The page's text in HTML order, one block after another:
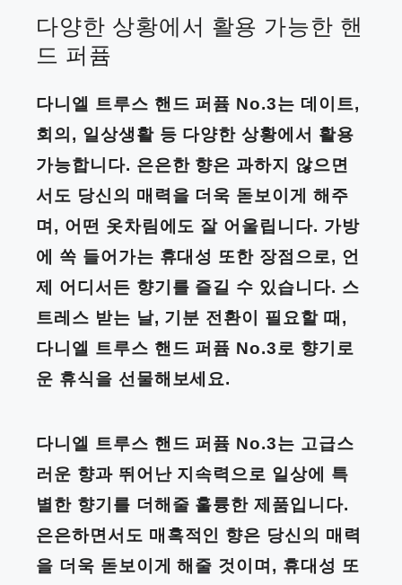
다양한 상황에서 활용 가능한 핸
드 퍼퓸
다니엘 트루스 핸드 퍼퓸 No.3는 데이트,
회의, 일상생활 등 다양한 상황에서 활용
가능합니다. 은은한 향은 과하지 않으면
서도 당신의 매력을 더욱 돋보이게 해주
며, 어떤 옷차림에도 잘 어울립니다. 가방
에 쏙 들어가는 휴대성 또한 장점으로, 언
제 어디서든 향기를 즐길 수 있습니다. 스
트레스 받는 날, 기분 전환이 필요할 때,
다니엘 트루스 핸드 퍼퓸 No.3로 향기로
운 휴식을 선물해보세요.
다니엘 트루스 핸드 퍼퓸 No.3는 고급스
러운 향과 뛰어난 지속력으로 일상에 특
별한 향기를 더해줄 훌륭한 제품입니다.
은은하면서도 매혹적인 향은 당신의 매력
을 더욱 돋보이게 해줄 것이며, 휴대성 또